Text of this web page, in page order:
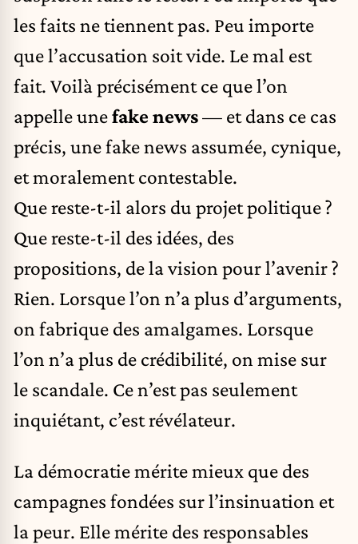
les faits ne tiennent pas. Peu importe
que l’accusation soit vide. Le mal est
fait. Voilà précisément ce que l’on
appelle unefake news— et dans ce cas
précis, une fake news assumée, cynique,
et moralement contestable.
Que reste-t-il alors du projet politique ?
Que reste-t-il des idées, des
propositions, de la vision pour l’avenir ?
Rien. Lorsque l’on n’a plus d’arguments,
on fabrique des amalgames. Lorsque
l’on n’a plus de crédibilité, on mise sur
le scandale. Ce n’est pas seulement
inquiétant, c’est révélateur.
La démocratie mérite mieux que des
campagnes fondées sur l’insinuation et
la peur. Elle mérite des responsables